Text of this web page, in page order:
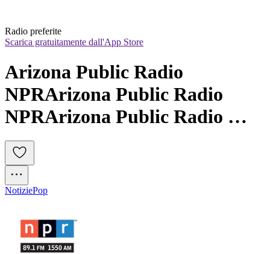
Radio preferite
Scarica gratuitamente dall'App Store
Arizona Public Radio
NPRArizona Public Radio
NPRArizona Public Radio
NPR
NotiziePop